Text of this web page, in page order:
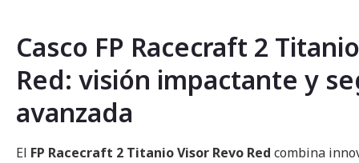
Casco FP Racecraft 2
Red: visión impactante y
avanzada
El FP Racecraft 2 Titanio Visor Revo Red combina